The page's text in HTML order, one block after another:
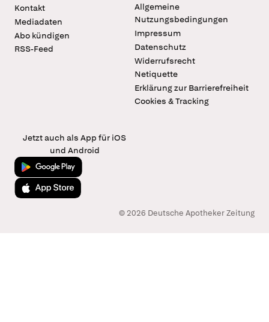
Kontakt
Mediadaten
Abo kündigen
RSS-Feed
Allgemeine
Nutzungsbedingungen
Impressum
Datenschutz
Widerrufsrecht
Netiquette
Erklärung zur Barrierefreiheit
Cookies & Tracking
Jetzt auch als App für iOS
und Android
Jetzt bei Google Play
Laden im App Store
© 2026 Deutsche Apotheker Zeitung